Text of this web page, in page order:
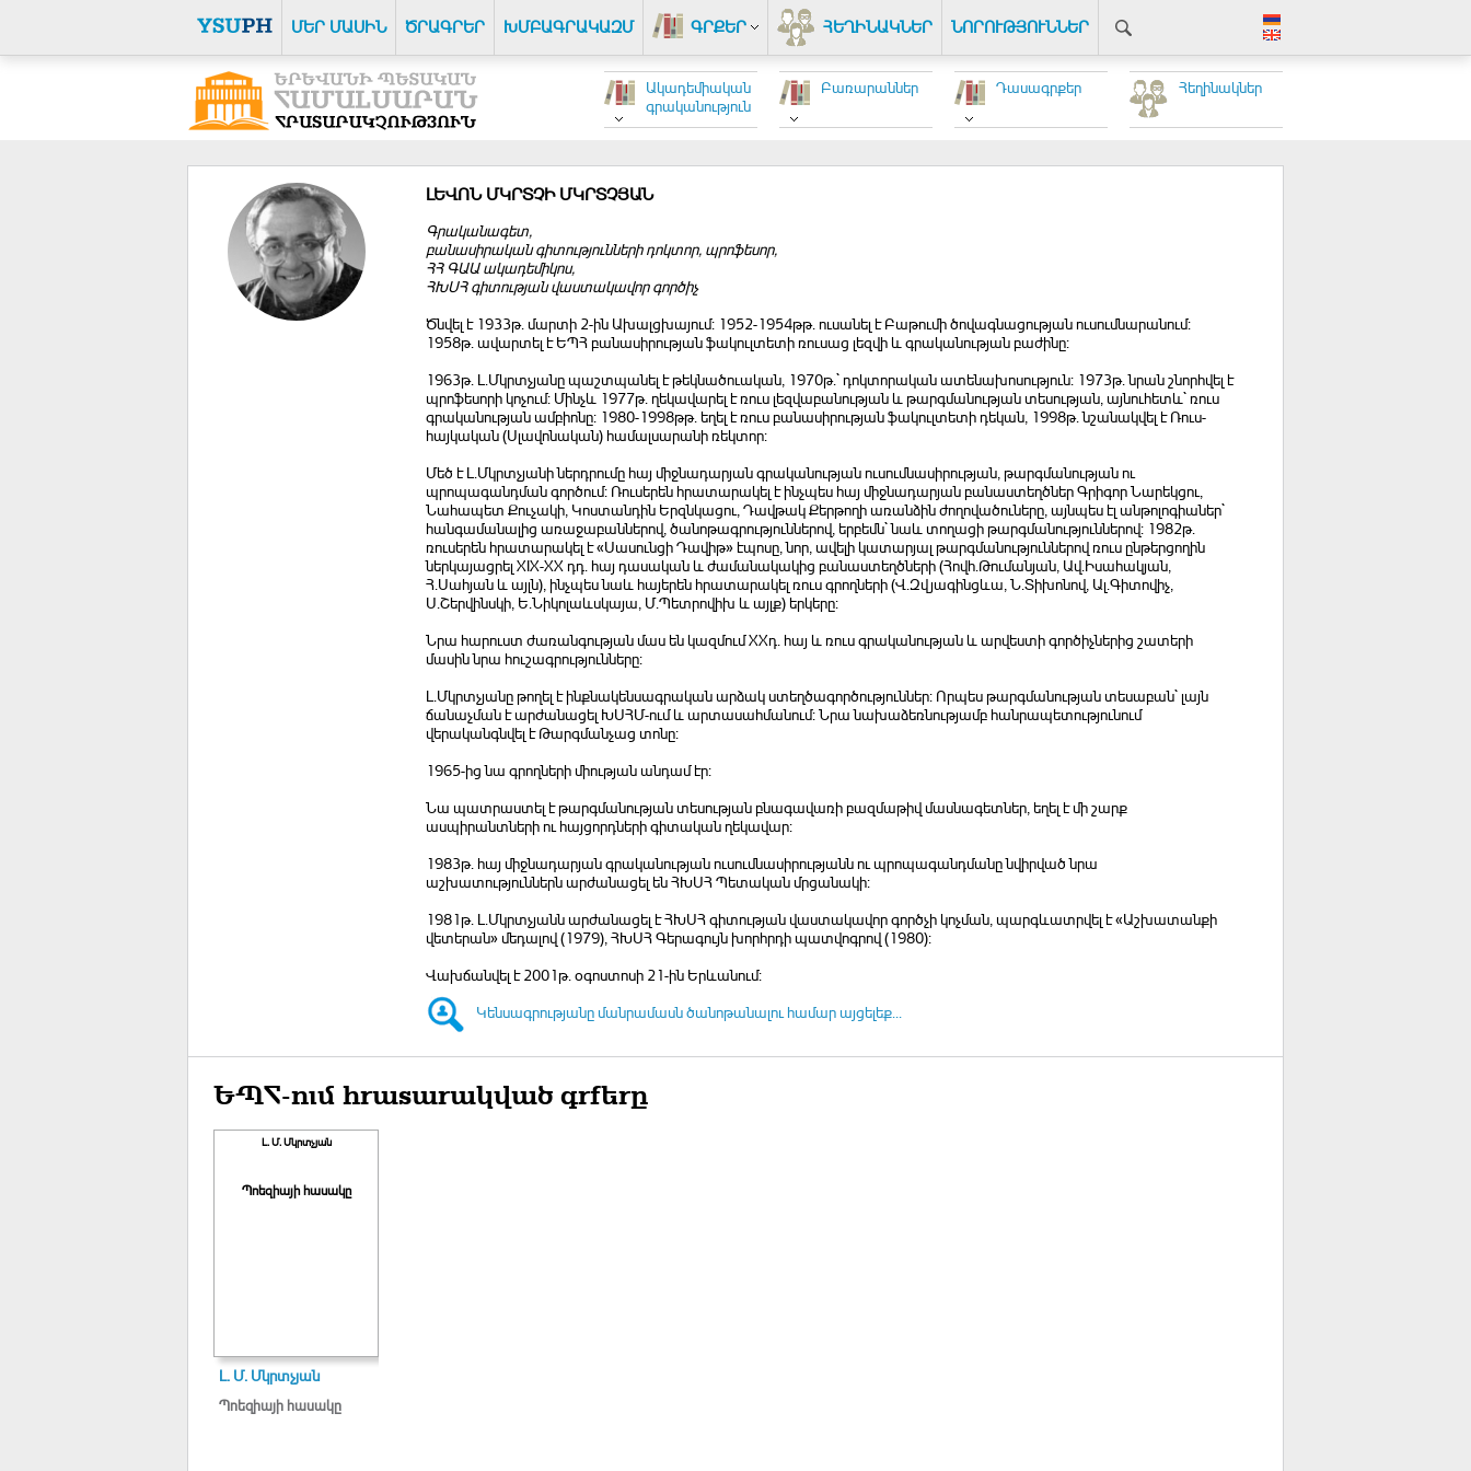
ՄԵՐ ՄԱՍԻՆ ԾՐԱԳՐԵՐ ԽՄԲԱԳՐԱԿԱԶՄ ԳՐՔԵՐ ՀԵՂԻՆԱԿՆԵՐ ՆՈՐՈՒԹՅՈՒՆՆԵՐ
Հեղինակներ
Դասագրքեր
Բառարաններ
Ակադեմիական
գրականություն
ԼԵՎՈՆ ՄԿՐՏՉԻ ՄԿՐՏՉՅԱՆ
Գրականագետ,
բանասիրական գիտությունների դոկտոր, պրոֆեսոր,
ՀՀ ԳԱԱ ակադեմիկոս,
ՀԽՍՀ գիտության վաստակավոր գործիչ
Ծնվել է 1933թ. մարտի 2-ին Ախալցխայում: 1952-1954թթ. ուսանել է Բաթումի ծովագնացության ուսումնարանում:
1958թ. ավարտել է ԵՊՀ բանասիրության ֆակուլտետի ռուսաց լեզվի և գրականության բաժինը:
1963թ. Լ.Մկրտչյանը պաշտպանել է թեկնածուական, 1970թ.` դոկտորական ատենախոսություն: 1973թ. նրան շնորհվել է
պրոֆեսորի կոչում: Մինչև 1977թ. ղեկավարել է ռուս լեզվաբանության և թարգմանության տեսության, այնուհետև` ռուս
գրականության ամբիոնը: 1980-1998թթ. եղել է ռուս բանասիրության ֆակուլտետի դեկան, 1998թ. նշանակվել է Ռուս-
հայկական (Սլավոնական) համալսարանի ռեկտոր:
Մեծ է Լ.Մկրտչյանի ներդրումը հայ միջնադարյան գրականության ուսումնասիրության, թարգմանության ու
պրոպագանդման գործում: Ռուսերեն հրատարակել է ինչպես հայ միջնադարյան բանաստեղծներ Գրիգոր Նարեկցու,
Նահապետ Քուչակի, Կոստանդին Երզնկացու, Դավթակ Քերթողի առանձին ժողովածուները, այնպես էլ անթոլոգիաներ`
հանգամանալից առաջաբաններով, ծանոթագրություններով, երբեմն` նաև տողացի թարգմանություններով: 1982թ.
ռուսերեն հրատարակել է «Սասունցի Դավիթ» էպոսը, նոր, ավելի կատարյալ թարգմանություններով ռուս ընթերցողին
ներկայացրել XIX-XX դդ. հայ դասական և ժամանակակից բանաստեղծների (Հովհ.Թումանյան, Ավ.Իսահակյան,
Հ.Սահյան և այլն), ինչպես նաև հայերեն հրատարակել ռուս գրողների (Վ.Զվյագինցևա, Ն.Տիխոնով, Ալ.Գիտովիչ,
Ս.Շերվինսկի, Ե.Նիկոլաևսկայա, Մ.Պետրովիխ և այլք) երկերը:
Նրա հարուստ ժառանգության մաս են կազմում XXդ. հայ և ռուս գրականության և արվեստի գործիչներից շատերի
մասին նրա հուշագրությունները:
Լ.Մկրտչյանը թողել է ինքնակենսագրական արձակ ստեղծագործություններ: Որպես թարգմանության տեսաբան` լայն
ճանաչման է արժանացել ԽՍՀՄ-ում և արտասահմանում: Նրա նախաձեռնությամբ հանրապետությունում
վերականգնվել է Թարգմանչաց տոնը:
1965-ից նա գրողների միության անդամ էր:
Նա պատրաստել է թարգմանության տեսության բնագավառի բազմաթիվ մասնագետներ, եղել է մի շարք
ասպիրանտների ու հայցորդների գիտական ղեկավար:
1983թ. հայ միջնադարյան գրականության ուսումնասիրությանն ու պրոպագանդմանը նվիրված նրա
աշխատություններն արժանացել են ՀԽՍՀ Պետական մրցանակի:
1981թ. Լ.Մկրտչյանն արժանացել է ՀԽՍՀ գիտության վաստակավոր գործչի կոչման, պարգևատրվել է «Աշխատանքի
վետերան» մեդալով (1979), ՀԽՍՀ Գերագույն խորհրդի պատվոգրով (1980):
Վախճանվել է 2001թ. օգոստոսի 21-ին Երևանում:
Կենսագրությանը մանրամասն ծանոթանալու համար այցելեք...
ԵՊՀ-ում հրատարակված գրքերը
Լ. Մ. Մկրտչյան
Պոեզիայի հասակը
Լ. Մ. Մկրտչյան
Պոեզիայի հասակը